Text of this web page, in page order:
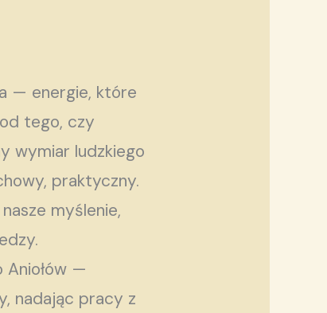
— energie, które
tego, czy
wymiar ludzkiego
praktyczny.
myślenie,
Aniołów —
nadając pracy z